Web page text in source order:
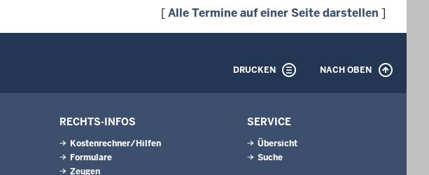
[Alle Termine auf einer Seite darstellen ]
DRUCKEN NACH OBEN
RECHTS-INFOS
Kostenrechner/Hilfen
Formulare
Zeugen
SERVICE
Übersicht
Suche